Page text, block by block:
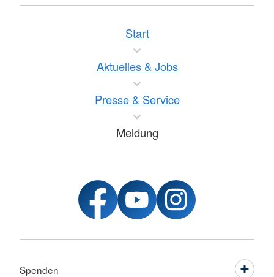
Start
Aktuelles & Jobs
Presse & Service
Meldung
Spenden